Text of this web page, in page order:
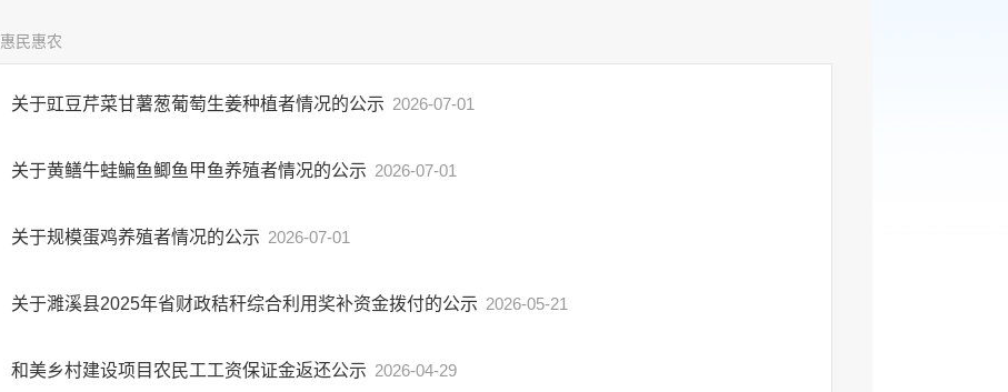
惠民惠农
关于豇豆芹菜甘薯葱葡萄生姜种植者情况的公示 2026-07-01
关于黄鳝牛蛙鳊鱼鲫鱼甲鱼养殖者情况的公示 2026-07-01
关于规模蛋鸡养殖者情况的公示 2026-07-01
关于濉溪县2025年省财政秸秆综合利用奖补资金拨付的公示 2026-05-21
和美乡村建设项目农民工工资保证金返还公示 2026-04-29